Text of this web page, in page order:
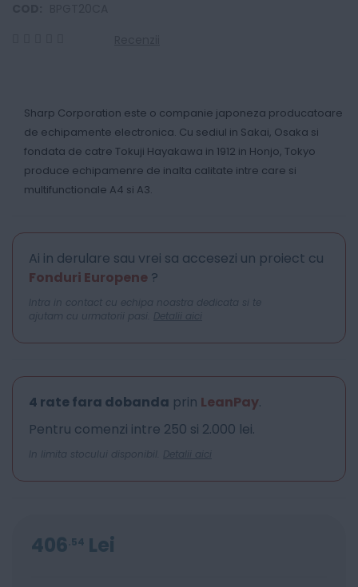
Sharp Corporation este o companie japoneza producatoare
de echipamente electronica. Cu sediul in Sakai, Osaka si
fondata de catre Tokuji Hayakawa in 1912 in Honjo, Tokyo
produce echipamenre de inalta calitate intre care si
multifunctionale A4 si A3.
Ai in derulare sau vrei sa accesezi un proiect cu
Fonduri Europene ?
Intra in contact cu echipa noastra dedicata si te
ajutam cu urmatorii pasi. Detalii aici
4 rate fara dobanda prin LeanPay.
Pentru comenzi intre 250 si 2.000 lei.
In limita stocului disponibil. Detalii aici
406 54 Lei